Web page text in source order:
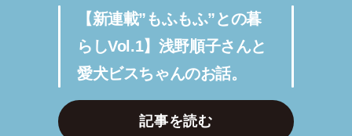
【新連載”もふもふ”との暮
らしVol.1】浅野順子さんと
愛犬ビスちゃんのお話。
記事を読む